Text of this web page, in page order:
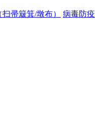
帚簸箕/墩布） 病毒防疫